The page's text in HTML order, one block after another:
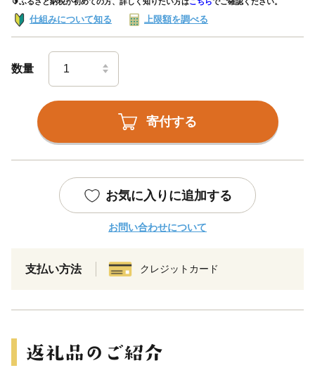
仕組みについて知る 上限額を調べる
数量
寄付する
お気に入りに追加する
お問い合わせについて
支払い方法 クレジットカード